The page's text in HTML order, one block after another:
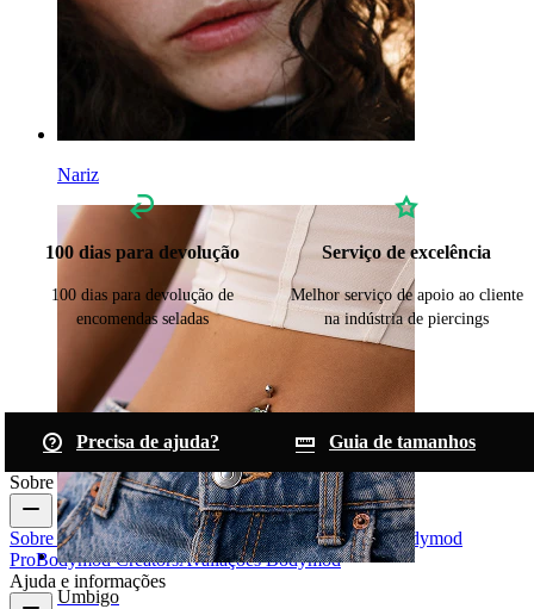
Nariz
Umbigo
100 dias para devolução
100 dias para devolução de
encomendas seladas
Serviço de excelência
Melhor serviço de apoio ao cliente
na indústria de piercings
Precisa de ajuda?
Guia de tamanhos
Sobre a Bodymod
Sobre nósBlogueTermos e condiçõesContacte-nosBodymod
ProBodymod CreatorsAvaliações Bodymod
Ajuda e informações